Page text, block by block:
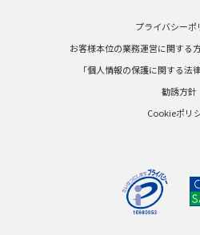
プライバシーポ
お客様本位の業務運営に関する
「個人情報の保護に関する法
勧誘方針
Cookieポリ